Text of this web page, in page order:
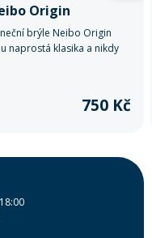
Origin
brýle Neibo Origin
naprostá klasika a nikdy
750 Kč